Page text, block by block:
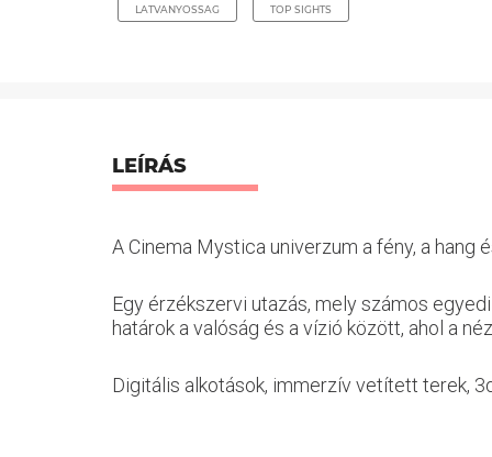
LATVANYOSSAG TOP SIGHTS
LEÍRÁS
A Cinema Mystica univerzum a fény, a hang
Egy érzékszervi utazás, mely számos
határok a valóság és a vízió között, ahol a
Digitális alkotások, immerzív vetített terek,